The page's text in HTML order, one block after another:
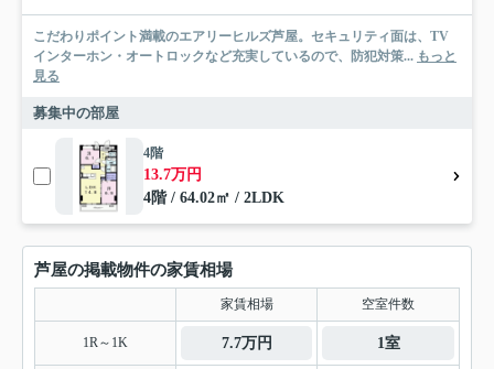
こだわりポイント満載のエアリーヒルズ芦屋。セキュリティ面は、TV
インターホン・オートロックなど充実しているので、防犯対策... もっと
見る
募集中の部屋
4階
13.7万円
4階 / 64.02㎡ / 2LDK
芦屋の掲載物件の家賃相場
家賃相場 空室件数
1R～1K 7.7万円 1室